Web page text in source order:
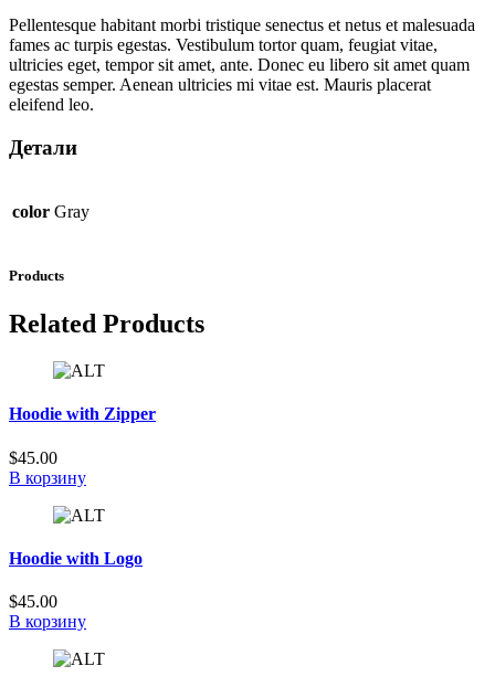
Pellentesque habitant morbi tristique senectus et netus et malesuada
fames ac turpis egestas. Vestibulum tortor quam, feugiat vitae,
ultricies eget, tempor sit amet, ante. Donec eu libero sit amet quam
egestas semper. Aenean ultricies mi vitae est. Mauris placerat
eleifend leo.
Детали
color Gray
Products
Related Products
Hoodie with Zipper
$45.00
В корзину
Hoodie with Logo
$45.00
В корзину